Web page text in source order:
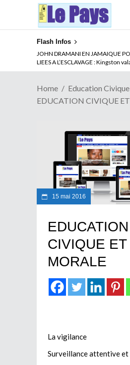
Flash Infos
JOHN DRAMANI EN JAMAIQUE
LIEES A L’ESCLAVAGE : Kingston
Home
Education
EDUCATION CIVIQUE
15 mai 2016
EDUCATION
CIVIQUE ET
MORALE
La vigilance
Surveillance attentive et